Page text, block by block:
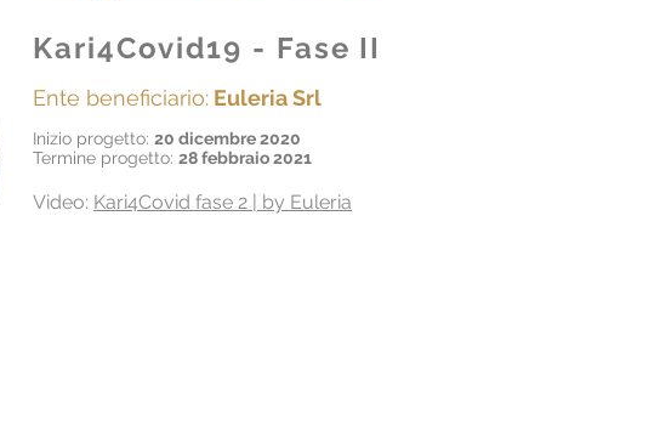
Kari4Covid19 - Fase II
Ente beneficiario: Euleria Srl
Inizio progetto: 20 dicembre 2020
Termine progetto: 28 febbraio 2021
Video: Kari4Covid fase 2 | by Euleria